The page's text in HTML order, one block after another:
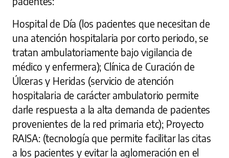
Hospital de Día (los pacientes que necesitan de
una atención hospitalaria por corto periodo, se
tratan ambulatoriamente bajo vigilancia de
médico y enfermera); Clínica de Curación de
Úlceras y Heridas (servicio de atención
hospitalaria de carácter ambulatorio permite
darle respuesta a la alta demanda de pacientes
provenientes de la red primaria etc); Proyecto
RAISA: (tecnología que permite facilitar las citas
a los pacientes y evitar la aglomeración en el